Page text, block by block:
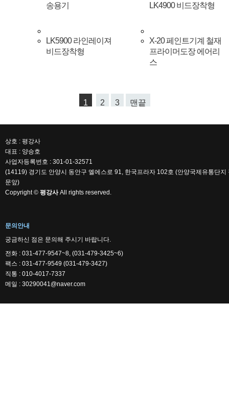
송용기
LK4900 비드장착형
LK5900 라인레이져
비드장착형
X-20 페인트기계 철재
프라이머도장 에어리
스
1 2 3 맨끝
상호 : 평강사
대표 : 양승호
사업자등록번호 : 301-01-32571
(14119) 경기도 안양시 동안구 엘에스로 91, 한국프라자 102호 (안양국제유통단지
문앞)
Copyright © 평강사All rights reserved.
문의안내
궁금하신 점은 문의해 주시기 바랍니다.
전화 : 031-477-9547~8, (031-479-3425~6)
팩스 : 031-477-9549 (031-479-3427)
직통 : 010-4017-7337
메일 : 30290041@naver.com